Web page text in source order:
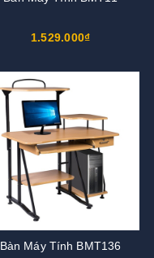
1.529.000₫
Bàn Máy Tính BMT136